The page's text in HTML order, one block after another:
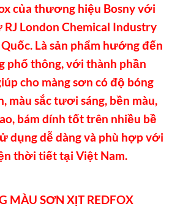
của thương hiệu Bosny với
London Chemical Industry
Là sản phẩm hướng đến
phổ thông, với thành phần
cho màng sơn có độ bóng
màu sắc tươi sáng, bền màu,
bám dính tốt trên nhiều bề
dụng dễ dàng và phù hợp với
thời tiết tại Việt Nam.
MÀU SƠN XỊT REDFOX